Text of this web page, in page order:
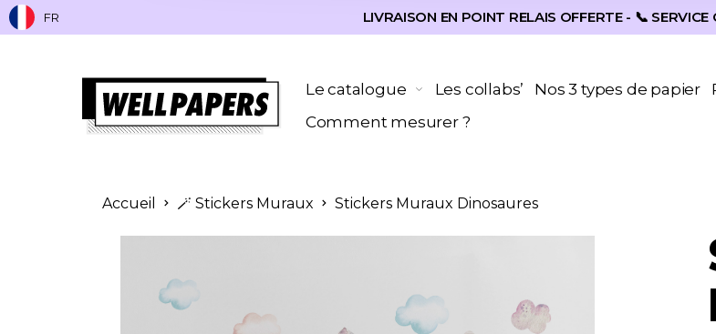
FR LIVRAISON EN POINT RELAIS OFFERTE - 📞
Le catalogue Les collabs’ Nos 3 types de papier
Comment mesurer ?
Accueil 🪄 Stickers Muraux Stickers Muraux Dinosaures